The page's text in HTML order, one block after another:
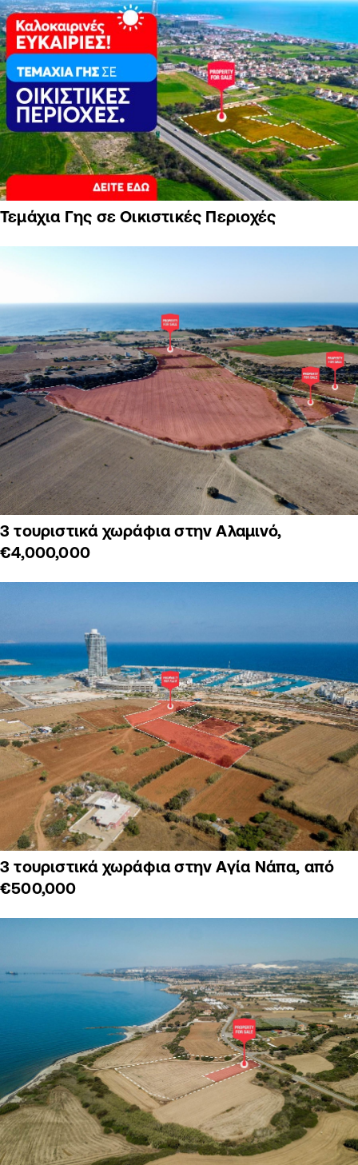
Τεμάχια Γης σε Οικιστικές Περιοχές
3 τουριστικά χωράφια στην Αλαμινό,
€4,000,000
3 τουριστικά χωράφια στην Αγία Νάπα, από
€500,000